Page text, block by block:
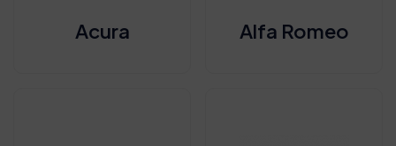
Acura Alfa Romeo